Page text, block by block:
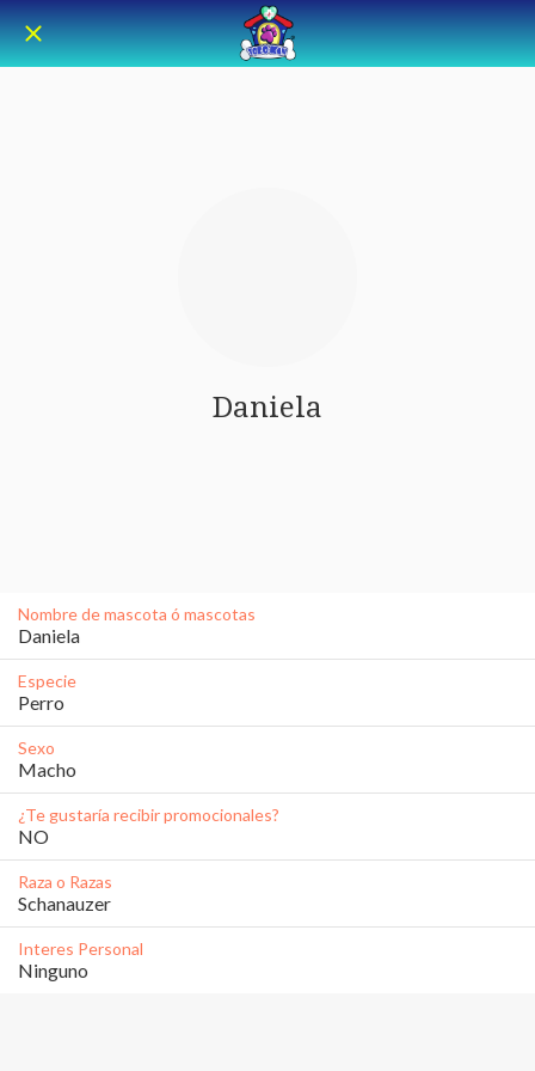
Daniela
Nombre de mascota ó mascotas
Daniela
Especie
Perro
Sexo
Macho
¿Te gustaría recibir promocionales?
NO
Raza o Razas
Schanauzer
Interes Personal
Ninguno